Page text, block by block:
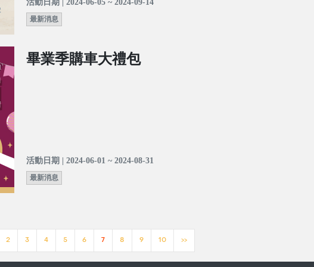
活動日期 | 2024-06-05 ~ 2024-09-14
最新消息
畢業季購車大禮包
活動日期 | 2024-06-01 ~ 2024-08-31
最新消息
2 3 4 5 6 7 8 9 10 >>